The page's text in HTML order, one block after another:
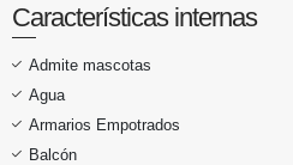
Características internas
Admite mascotas
Agua
Armarios Empotrados
Balcón